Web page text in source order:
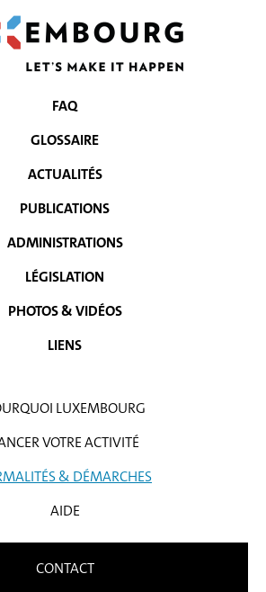
LUXEMBOURG
VOTRE ACTIVITÉ
& DÉMARCHES
AIDE
FAQ
GLOSSAIRE
ACTUALITÉS
PUBLICATIONS
ADMINISTRATIONS
LÉGISLATION
PHOTOS & VIDÉOS
LIENS
CONTACT